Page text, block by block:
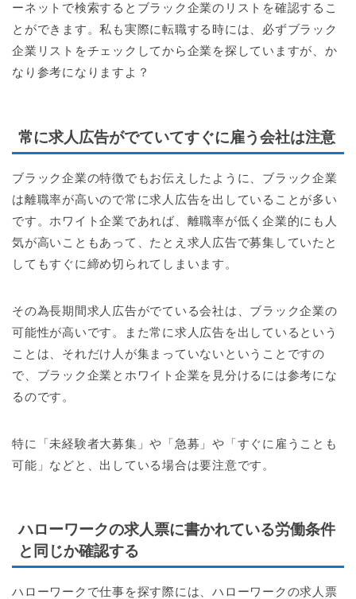
ーネットで検索するとブラック企業のリストを確認するこ
とができます。私も実際に転職する時には、必ずブラック
企業リストをチェックしてから企業を探していますが、か
なり参考になりますよ？
常に求人広告がでていてすぐに雇う会社は注意
ブラック企業の特徴でもお伝えしたように、ブラック企業
は離職率が高いので常に求人広告を出していることが多い
です。ホワイト企業であれば、離職率が低く企業的にも人
気が高いこともあって、たとえ求人広告で募集していたと
してもすぐに締め切られてしまいます。
その為長期間求人広告がでている会社は、ブラック企業の
可能性が高いです。また常に求人広告を出しているという
ことは、それだけ人が集まっていないということですの
で、ブラック企業とホワイト企業を見分けるには参考にな
るのです。
特に「未経験者大募集」や「急募」や「すぐに雇うことも
可能」などと、出している場合は要注意です。
ハローワークの求人票に書かれている労働条件
と同じか確認する
ハローワークで仕事を探す際には、ハローワークの求人票